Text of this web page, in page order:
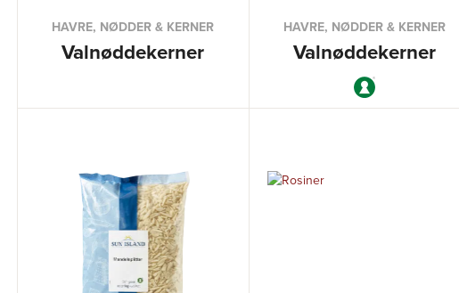
HAVRE, NØDDER & KERNER
Valnøddekerner
HAVRE, NØDDER & KERNER
Valnøddekerner